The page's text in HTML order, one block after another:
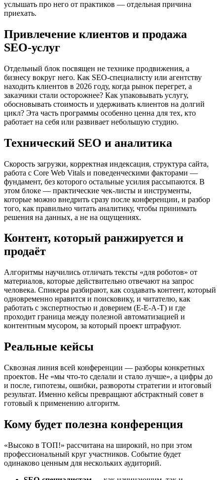
услышать про него от практиков — отдельная причина
приехать.
Привлечение клиентов и продажа
SEO-услуг
Отдельный блок посвящен не технике продвижения, а
бизнесу вокруг него. Как SEO-специалисту или агентству
находить клиентов в 2026 году, когда рынок перегрет, а
заказчики стали осторожнее? Как упаковывать услугу,
обосновывать стоимость и удерживать клиентов на долгий
цикл? Эта часть программы особенно ценна для тех, кто
работает на себя или развивает небольшую студию.
Технический SEO и аналитика
Скорость загрузки, корректная индексация, структура сайта,
работа с Core Web Vitals и поведенческими факторами —
фундамент, без которого остальные усилия рассыпаются. В
этом блоке — практические чек-листы и инструменты,
которые можно внедрить сразу после конференции, и разбор
того, как правильно читать аналитику, чтобы принимать
решения на данных, а не на ощущениях.
Контент, который ранжируется и
продаёт
Алгоритмы научились отличать тексты «для роботов» от
материалов, которые действительно отвечают на запрос
человека. Спикеры разбирают, как создавать контент, который
одновременно нравится и поисковику, и читателю, как
работать с экспертностью и доверием (E-E-A-T) и где
проходит граница между полезной автоматизацией и
контентным мусором, за который проект штрафуют.
Реальные кейсы
Сквозная линия всей конференции — разборы конкретных
проектов. Не «мы что-то сделали и стало лучше», а цифры до
и после, гипотезы, ошибки, развороты стратегии и итоговый
результат. Именно кейсы превращают абстрактный совет в
готовый к применению алгоритм.
Кому будет полезна конференция
«Высоко в ТОП!» рассчитана на широкий, но при этом
профессиональный круг участников. Событие будет
одинаково ценным для нескольких аудиторий.